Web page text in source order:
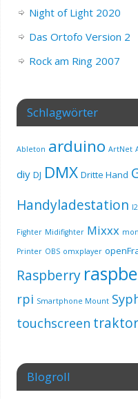
Night of Light 2020
Das Ortofo Version 2
Rock am Ring 2007
Schlagwörter
Ableton arduino ArtNet
diy DJ DMX Dritte Hand
Handyladestation
Fighter Midifighter Mixxx
Printer OBS omxplayer
Raspberry
rpi Smartphone Mount
touchscreen traktor
Blogroll